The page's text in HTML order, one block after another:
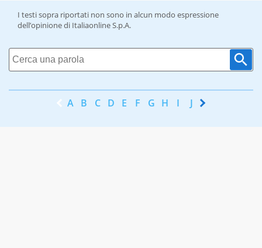
I testi sopra riportati non sono in alcun modo espressione
dell’opinione di Italiaonline S.p.A.
A B C D E F G H I J K